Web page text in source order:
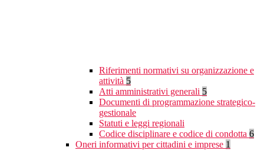
Riferimenti normativi su organizzazione e
attività 5
Atti amministrativi generali 5
Documenti di programmazione strategico-
gestionale
Statuti e leggi regionali
Codice disciplinare e codice di condotta 6
Oneri informativi per cittadini e imprese 1